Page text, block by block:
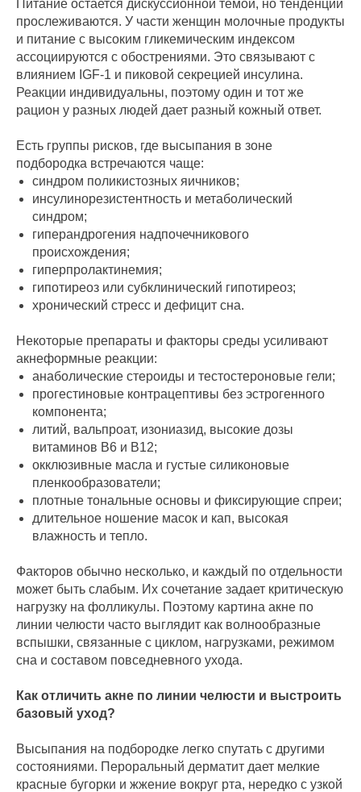
Питание остается дискуссионной темой, но тенденции
прослеживаются. У части женщин молочные продукты
и питание с высоким гликемическим индексом
ассоциируются с обострениями. Это связывают с
влиянием IGF-1 и пиковой секрецией инсулина.
Реакции индивидуальны, поэтому один и тот же
рацион у разных людей дает разный кожный ответ.
Есть группы рисков, где высыпания в зоне
подбородка встречаются чаще:
синдром поликистозных яичников;
инсулинорезистентность и метаболический
синдром;
гиперандрогения надпочечникового
происхождения;
гиперпролактинемия;
гипотиреоз или субклинический гипотиреоз;
хронический стресс и дефицит сна.
Некоторые препараты и факторы среды усиливают
акнеформные реакции:
анаболические стероиды и тестостероновые гели;
прогестиновые контрацептивы без эстрогенного
компонента;
литий, вальпроат, изониазид, высокие дозы
витаминов B6 и B12;
окклюзивные масла и густые силиконовые
пленкообразователи;
плотные тональные основы и фиксирующие спреи;
длительное ношение масок и кап, высокая
влажность и тепло.
Факторов обычно несколько, и каждый по отдельности
может быть слабым. Их сочетание задает критическую
нагрузку на фолликулы. Поэтому картина акне по
линии челюсти часто выглядит как волнообразные
вспышки, связанные с циклом, нагрузками, режимом
сна и составом повседневного ухода.
Как отличить акне по линии челюсти и выстроить
базовый уход?
Высыпания на подбородке легко спутать с другими
состояниями. Пероральный дерматит дает мелкие
красные бугорки и жжение вокруг рта, нередко с узкой